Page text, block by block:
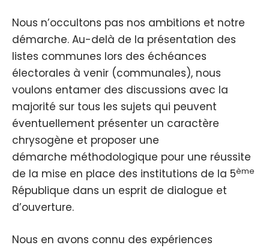
Nous n’occultons pas nos ambitions et notre
démarche. Au-delà de la présentation des
listes communes lors des échéances
électorales à venir (communales), nous
voulons entamer des discussions avec la
majorité sur tous les sujets qui peuvent
éventuellement présenter un caractère
chrysogène et proposer une
démarche méthodologique pour une réussite
de la mise en place des institutions de la 5ème
République dans un esprit de dialogue et
d’ouverture.
Nous en avons connu des expériences